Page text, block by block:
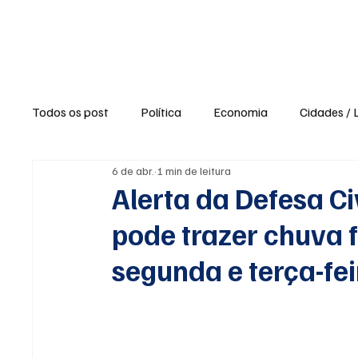
Todos os post Política Economia Cidades /
Polícia / Segurança Saúde
Opinião / Editorial Clima / Tempo Turismo
Alerta da Defesa
pode trazer chuva
segunda e terça-
6 de abr. 1 min de leitura